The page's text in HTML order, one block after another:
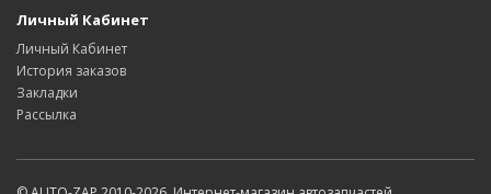
Личный Кабинет
Личный Кабинет
История заказов
Закладки
Рассылка